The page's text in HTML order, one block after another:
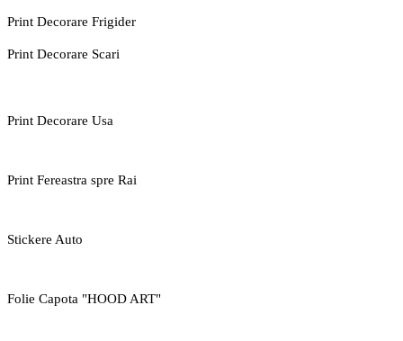
Print Decorare Frigider
Print Decorare Scari
Print Decorare Usa
Print Fereastra spre Rai
Stickere Auto
Folie Capota "HOOD ART"